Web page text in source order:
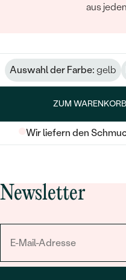
aus
Auswahl der Farbe: gelb
ZUM
Wir liefern den
Newsletter